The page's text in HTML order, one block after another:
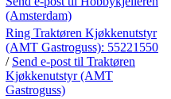
(Amsterdam)
Ring Traktøren Kjøkkenutstyr
(AMT Gastroguss): 55221550
/ Send e-post til Traktøren
Kjøkkenutstyr (AMT
Gastroguss)